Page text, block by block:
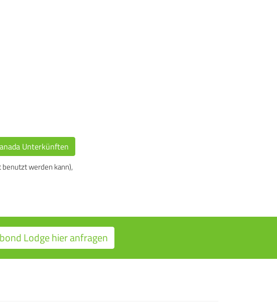
Unterkünften
werden kann),
Lodge hier anfragen